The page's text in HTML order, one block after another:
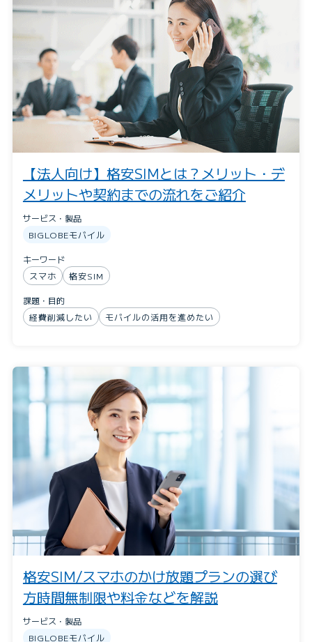
【法人向け】格安SIMとは？メリット・デ
メリットや契約までの流れをご紹介
サービス・製品
BIGLOBEモバイル
キーワード
スマホ
格安SIM
課題・目的
経費削減したい
モバイルの活用を進めたい
格安SIM/スマホのかけ放題プランの選び
方時間無制限や料金などを解説
サービス・製品
BIGLOBEモバイル